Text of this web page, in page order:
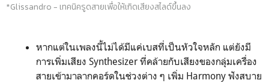
*Glissandro - เทคนิครูดสายเพื่อให้เกิดเสียงสไลด์ขึ้นลง
หากแต่ในเพลงนี้ไม่ได้มีแค่เบสที่เป็นหัวใจหลัก แต่ยังมี
การเพิ่มเสียง Synthesizer ที่คล้ายกับเสียงของกลุ่มเครื่อง
สายเข้ามาลากคอร์ดในช่วงต่าง ๆ เพิ่ม Harmony ฟังสบาย